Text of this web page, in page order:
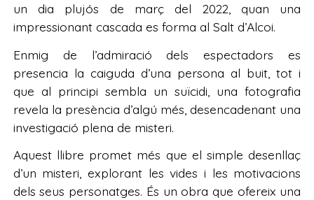
un dia plujós de març del 2022, quan una
impressionant cascada es forma al Salt d’Alcoi.
Enmig de l’admiració dels espectadors es
presencia la caiguda d’una persona al buit, tot i
que al principi sembla un suïcidi, una fotografia
revela la presència d’algú més, desencadenant una
investigació plena de misteri.
Aquest llibre promet més que el simple desenllaç
d’un misteri, explorant les vides i les motivacions
dels seus personatges. És un obra que ofereix una